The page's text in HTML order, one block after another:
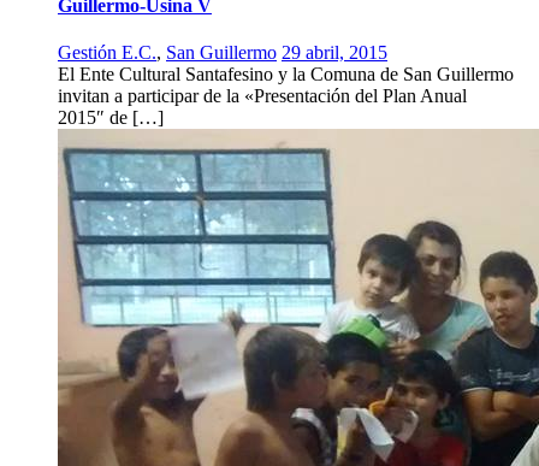
Guillermo-Usina V
Gestión E.C., San Guillermo 29 abril, 2015
El Ente Cultural Santafesino y la Comuna de San Guillermo
invitan a participar de la «Presentación del Plan Anual
2015″ de […]